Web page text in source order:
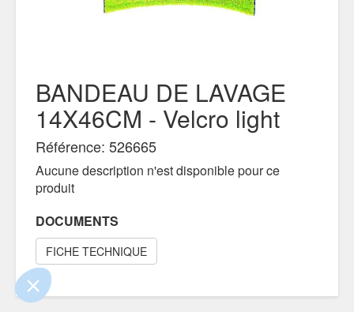
que le contenu de ce site vous intéresse
on aimerait bien vous accompagner
certifiés par
Je choisis OK pour moi
BANDEAU DE LAVAGE
14X46CM - Velcro light
Référence: 526665
Aucune description n'est disponible pour ce
produit
DOCUMENTS
FICHE TECHNIQUE